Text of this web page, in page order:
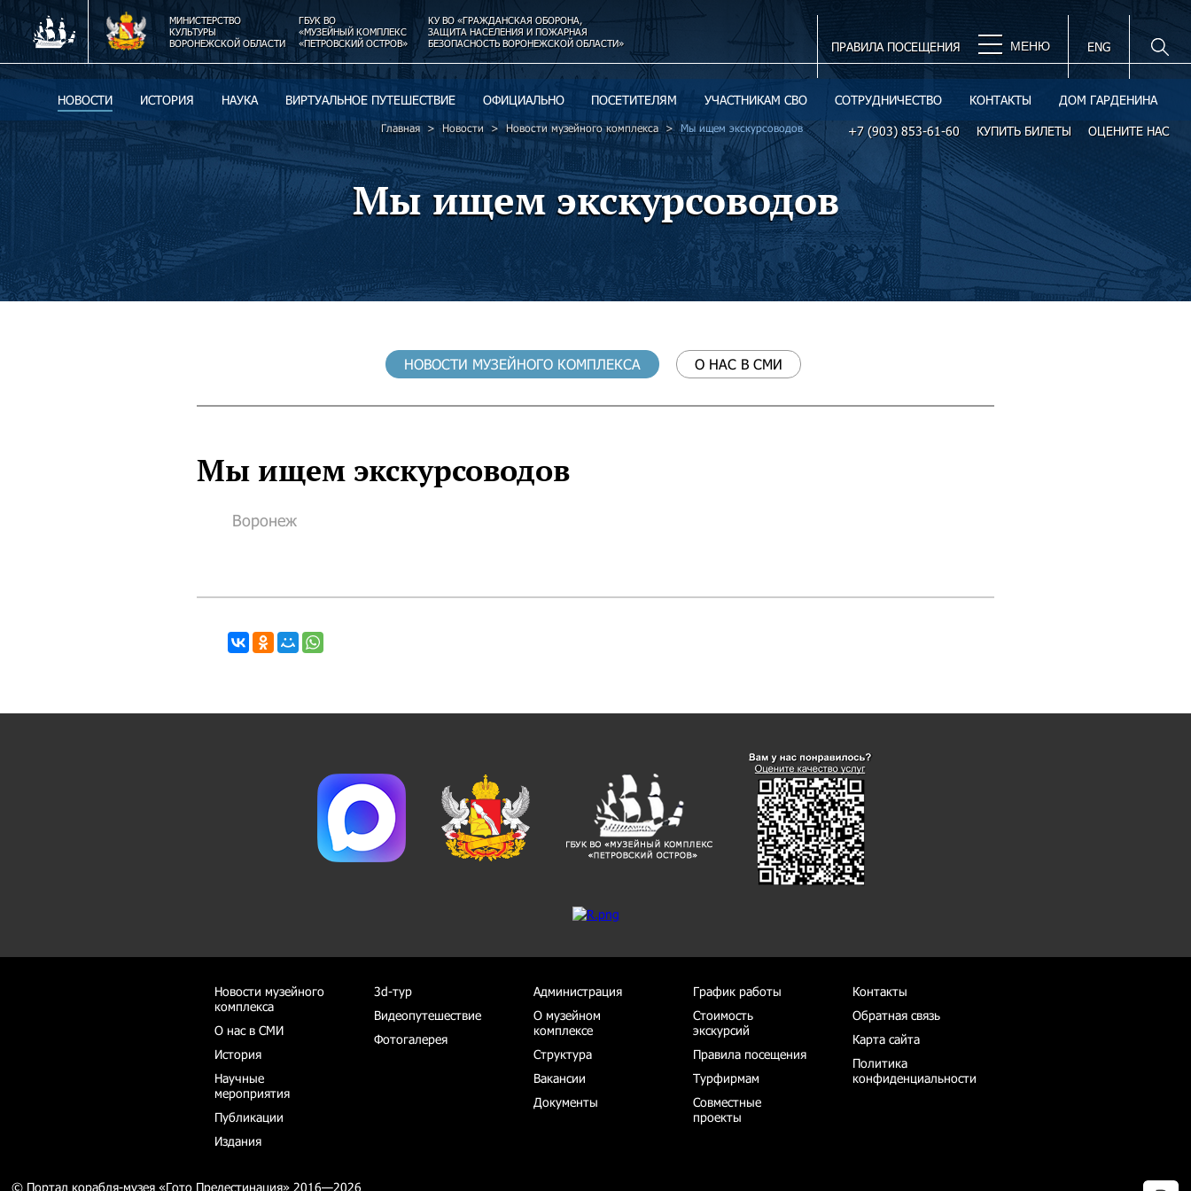
МИНИСТЕРСТВО
КУЛЬТУРЫ
ВОРОНЕЖСКОЙ ОБЛАСТИ
ГБУК ВО
«МУЗЕЙНЫЙ КОМПЛЕКС
«ПЕТРОВСКИЙ ОСТРОВ»
КУ ВО «ГРАЖДАНСКАЯ ОБОРОНА,
ЗАЩИТА НАСЕЛЕНИЯ И ПОЖАРНАЯ
БЕЗОПАСНОСТЬ ВОРОНЕЖСКОЙ ОБЛАСТИ»
ПРАВИЛА ПОСЕЩЕНИЯ МЕНЮ ENG
НОВОСТИ ИСТОРИЯ НАУКА ВИРТУАЛЬНОЕ ПУТЕШЕСТВИЕ ОФИЦИАЛЬНО ПОСЕТИТЕЛЯМ УЧАСТНИКАМ СВО СОТРУДНИЧЕСТВО КОНТАКТЫ ДОМ ГАРДЕНИНА
+7 (903) 853-61-60 КУПИТЬ БИЛЕТЫ ОЦЕНИТЕ НАС
Главная Новости Новости музейного комплекса Мы ищем экскурсоводов
Мы ищем экскурсоводов
НОВОСТИ МУЗЕЙНОГО КОМПЛЕКСА О НАС В СМИ
Мы ищем экскурсоводов
Воронеж
Новости музейного
комплекса
О нас в СМИ
История
Научные
мероприятия
Публикации
Издания
3d-тур
Видеопутешествие
Фотогалерея
Администрация
О музейном
комплексе
Структура
Вакансии
Документы
График работы
Стоимость
экскурсий
Правила посещения
Турфирмам
Совместные
проекты
Контакты
Обратная связь
Карта сайта
Политика
конфиденциальности
© Портал корабля-музея «Гото Предестинация» 2016—2026